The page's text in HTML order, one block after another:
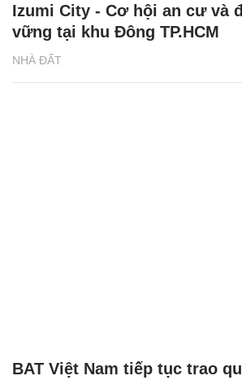
NHÀ ĐẤT
Izumi City - Cơ hội an cư và
vững tại khu Đông TP.HCM
BAT Việt Nam tiếp tục trao